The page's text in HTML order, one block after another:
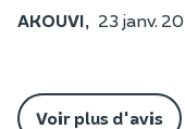
AKOUVI, 23 janv.
Voir plus d'avis